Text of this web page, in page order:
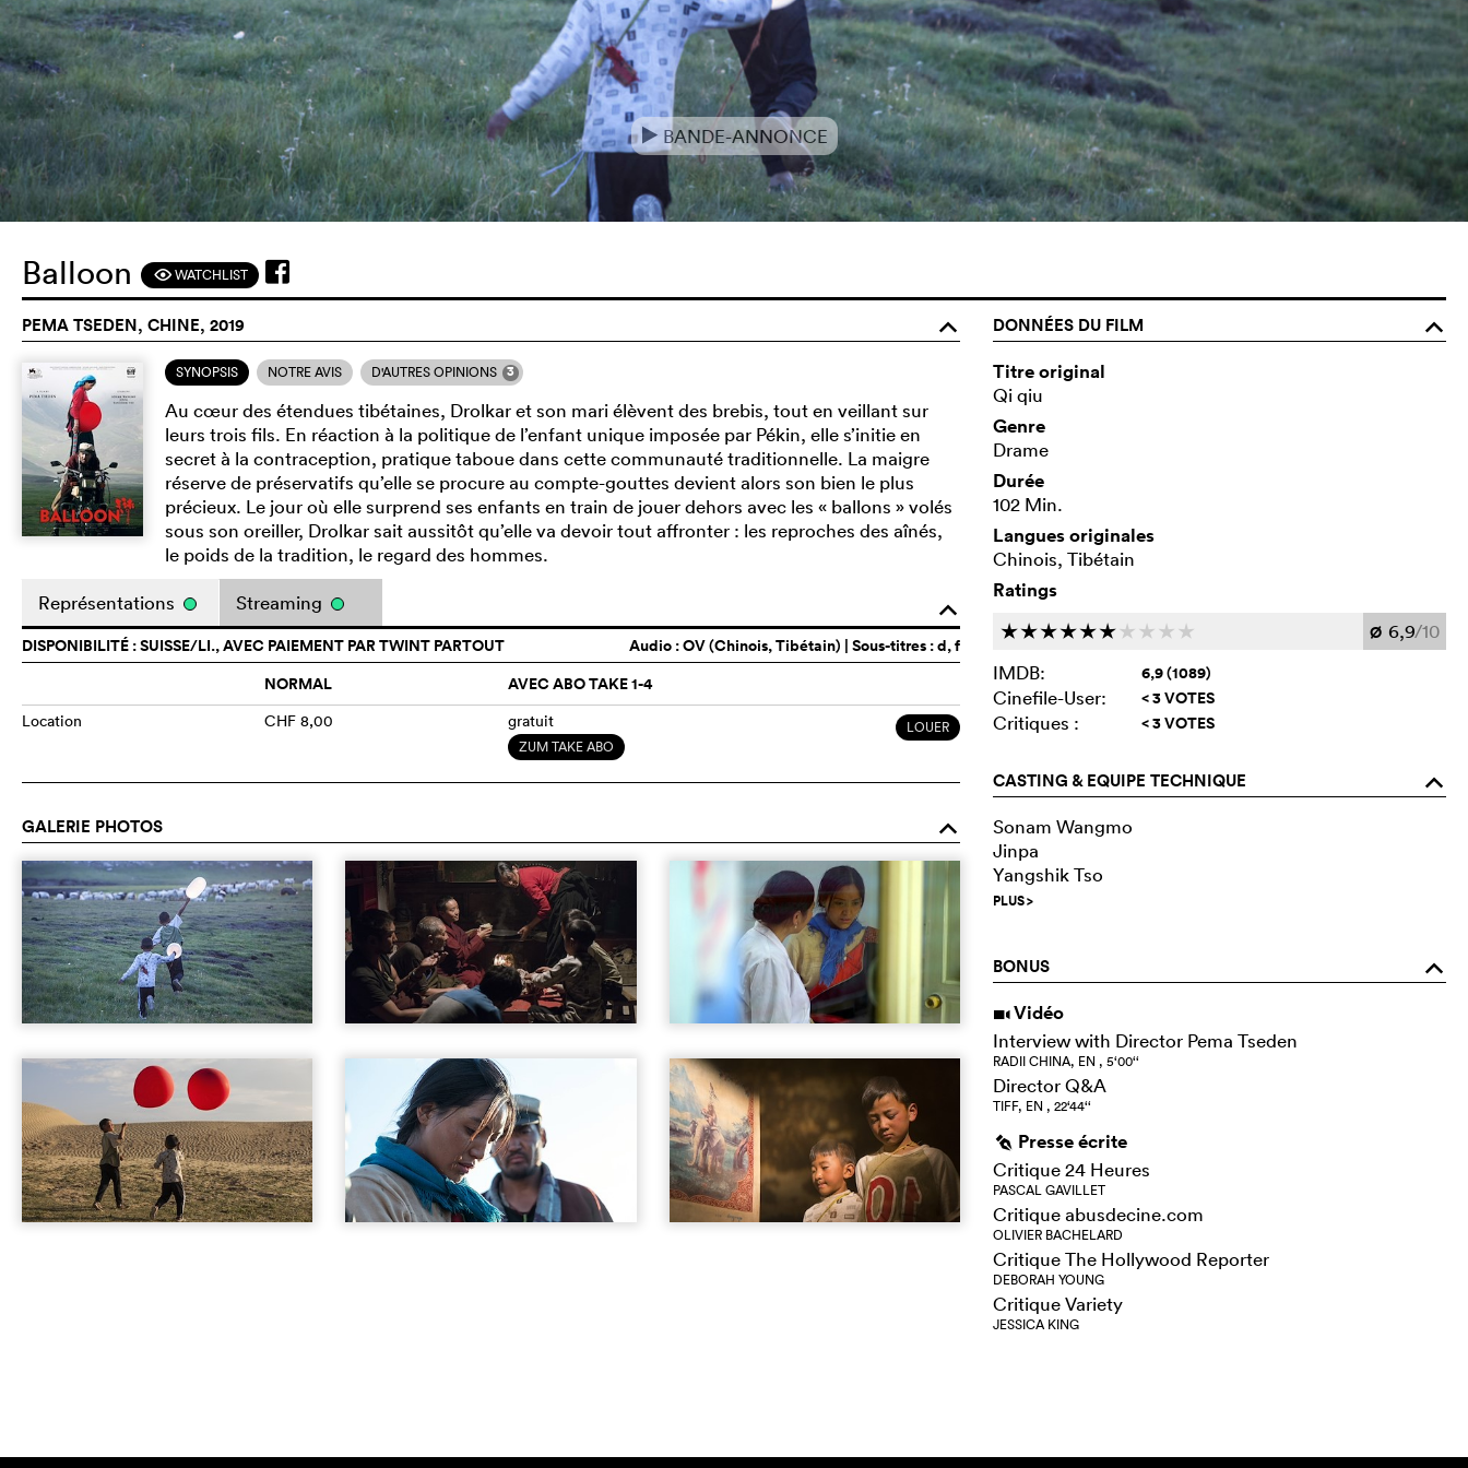
e BANDE-ANNONCE
Balloon FWATCHLIST
PEMA TSEDEN, CHINE, 2019 o
SYNOPSIS NOTRE AVIS D'AUTRES OPINIONS 3
Au cœur des étendues tibétaines, Drolkar et son mari élèvent des brebis, tout en veillant sur
leurs trois fils. En réaction à la politique de l’enfant unique imposée par Pékin, elle s’initie en
secret à la contraception, pratique taboue dans cette communauté traditionnelle. La maigre
réserve de préservatifs qu’elle se procure au compte-gouttes devient alors son bien le plus
précieux. Le jour où elle surprend ses enfants en train de jouer dehors avec les « ballons » volés
sous son oreiller, Drolkar sait aussitôt qu’elle va devoir tout affronter : les reproches des aînés,
le poids de la tradition, le regard des hommes.
o
Représentations Streaming
Audio :OV (Chinois, Tibétain) | Sous-titres : d, f
DISPONIBILITÉ : SUISSE/LI., AVEC PAIEMENT PAR TWINT PARTOUT
NORMAL
AVEC ABO TAKE 1-4
Location CHF 8,00 gratuit
ZUM TAKE ABO
LOUER
GALERIE PHOTOS o
DONNÉES DU FILM
o
Titre original
Qi qiu
Genre
Drame
Durée
102 Min.
Langues originales
Chinois, Tibétain
Ratings
cccccc c c c c Ø 6,9/10
IMDB:
6,9 (1089)
Cinefile-User: < 3 VOTES
Critiques : < 3 VOTES
CASTING & EQUIPE TECHNIQUE o
Sonam Wangmo
Jinpa
Yangshik Tso
PLUS>
BONUS o
i Vidéo
Interview with Director Pema Tseden
RADII CHINA, EN , 5‘00‘‘
Director Q&A
TIFF, EN , 22‘44‘‘
g Presse écrite
Critique 24 Heures
PASCAL GAVILLET
Critique abusdecine.com
OLIVIER BACHELARD
Critique The Hollywood Reporter
DEBORAH YOUNG
Critique Variety
JESSICA KING